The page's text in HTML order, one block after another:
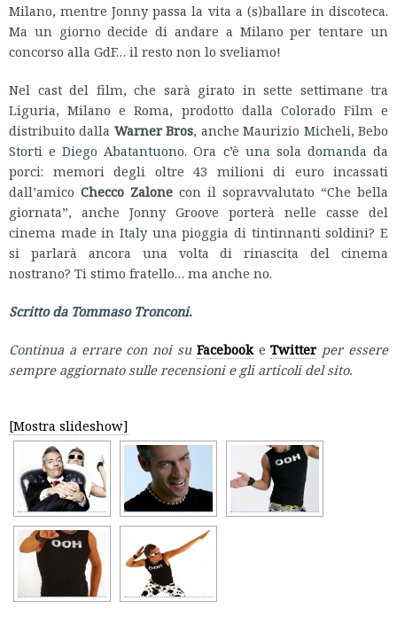
Milano, mentre Jonny passa la vita a (s)ballare in discoteca.
Ma un giorno decide di andare a Milano per tentare un
concorso alla GdF… il resto non lo sveliamo!
Nel cast del film, che sarà girato in sette settimane tra
Liguria, Milano e Roma, prodotto dalla Colorado Film e
distribuito dalla Warner Bros, anche Maurizio Micheli, Bebo
Storti e Diego Abatantuono. Ora c’è una sola domanda da
porci: memori degli oltre 43 milioni di euro incassati
dall’amico Checco Zalone con il sopravvalutato “Che bella
giornata”, anche Jonny Groove porterà nelle casse del
cinema made in Italy una pioggia di tintinnanti soldini? E
si parlarà ancora una volta di rinascita del cinema
nostrano? Ti stimo fratello… ma anche no.
Scritto da Tommaso Tronconi.
Continua a errare con noi su Facebook e Twitter per essere
sempre aggiornato sulle recensioni e gli articoli del sito.
[Mostra slideshow]